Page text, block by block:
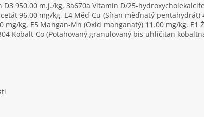
950.00 m.j./kg, 3a670a Vitamin D/25-
96.00 mg/kg, E4 Měď-Cu (Síran měďnatý pentahydrát)
kg, E5 Mangan-Mn (Oxid manganatý) 11.00 mg/kg, E1
Kobalt-Co (Potahovaný granulovaný bis uhličitan